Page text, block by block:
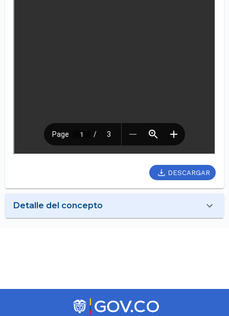
DESCARGAR
Detalle del concepto